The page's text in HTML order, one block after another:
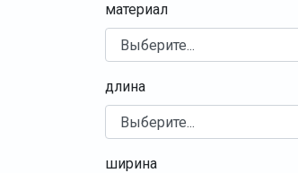
материал
длина
ширина